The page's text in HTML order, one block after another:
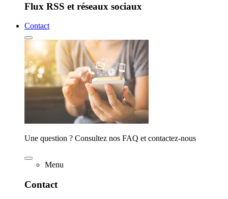
Flux RSS et réseaux sociaux
Contact
Une question ? Consultez nos FAQ et contactez-nous
Menu
Contact